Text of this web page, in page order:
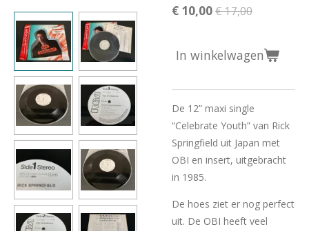
€ 10,00€ 17,00
In winkelwagen
De 12” maxi single
“Celebrate Youth” van Rick
Springfield uit Japan met
OBI en insert, uitgebracht
in 1985.
De hoes ziet er nog perfect
uit. De OBI heeft veel